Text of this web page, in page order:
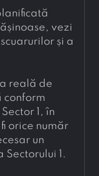
vezi
și a
reală de
conform
1, în
orice număr
un
Sectorului 1.